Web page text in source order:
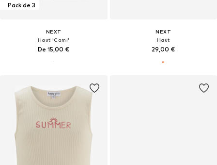
Pack de 3
NEXT
Haut 'Cami'
De 15,00 €
NEXT
Haut
29,00 €